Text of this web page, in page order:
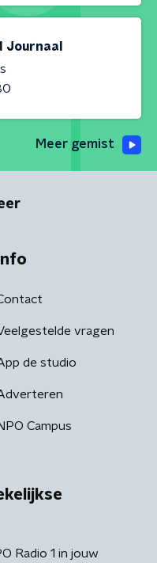
Journaal
Meer gemist
Info
vragen
de studio
Campus
Radio 1 in jouw